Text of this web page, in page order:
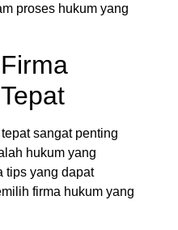
proses hukum yang
sangat penting
hukum yang
tips yang dapat
firma hukum yang